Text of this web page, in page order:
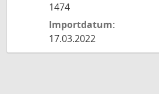
1474
Importdatum:
17.03.2022